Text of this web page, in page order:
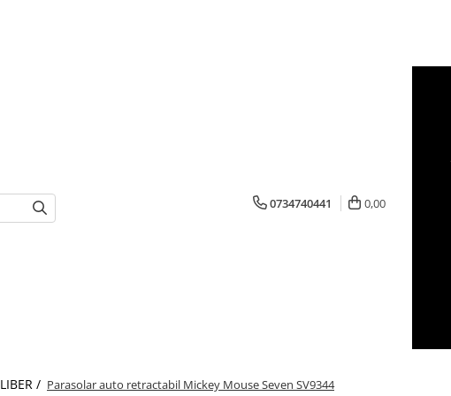
0734740441 0,00
/ Parasolar auto retractabil Mickey Mouse Seven SV9344